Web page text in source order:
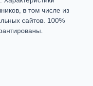
в том числе из
сайтов. 100%